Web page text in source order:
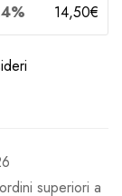
14,50€
superiori a